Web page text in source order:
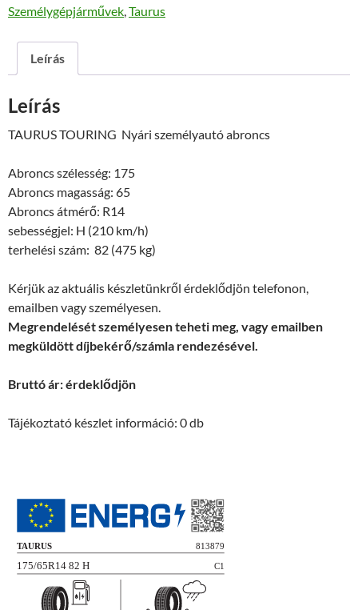
Személygépjárművek,Taurus
Leírás
Leírás
TAURUS TOURING Nyári személyautó abroncs
Abroncs szélesség: 175
Abroncs magasság: 65
Abroncs átmérő: R14
sebességjel: H (210 km/h)
terhelési szám: 82 (475 kg)
Kérjük az aktuális készletünkről érdeklődjön telefonon,
emailben vagy személyesen.
Megrendelését személyesen teheti meg, vagy emailben
megküldött díjbekérő/számla rendezésével.
Bruttó ár: érdeklődjön
Tájékoztató készlet információ: 0 db